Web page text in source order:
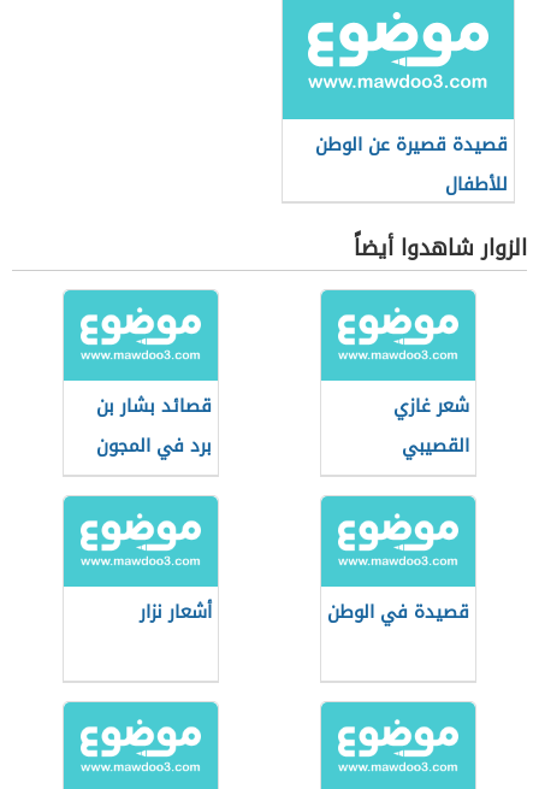
قصيدة قصيرة عن الوطن
للأطفال
الزوار شاهدوا أيضاً
شعر غازي
القصيبي
قصائد بشار بن
برد في المجون
قصيدة في الوطن أشعار نزار